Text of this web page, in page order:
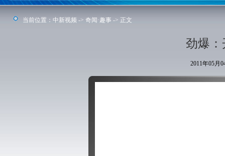
当前位置： 中新视频 -> 奇闻·趣事 -> 正文
劲爆：
2011年05月